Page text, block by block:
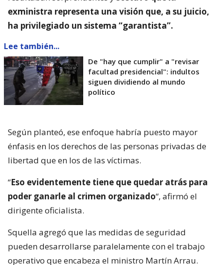
exministra representa una visión que, a su juicio,
ha privilegiado un sistema “garantista”.
Lee también...
De "hay que cumplir" a "revisar
facultad presidencial": indultos
siguen dividiendo al mundo
político
Según planteó, ese enfoque habría puesto mayor
énfasis en los derechos de las personas privadas de
libertad que en los de las víctimas.
“Eso evidentemente tiene que quedar atrás para
poder ganarle al crimen organizado“, afirmó el
dirigente oficialista.
Squella agregó que las medidas de seguridad
pueden desarrollarse paralelamente con el trabajo
operativo que encabeza el ministro Martín Arrau.